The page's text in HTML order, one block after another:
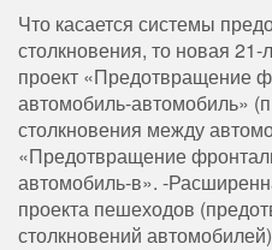
Что касается системы
столкновения, то новая
проект «Предотвращение
автомобиль-автомобиль»
столкновения между
«Предотвращение
автомобиль-в». -
проекта пешеходов
столкновений